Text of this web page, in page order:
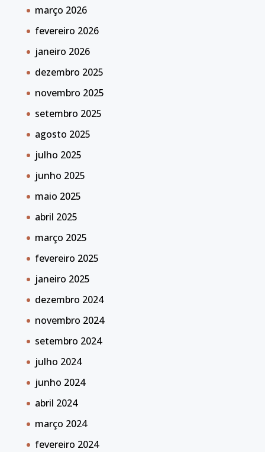
março 2026
fevereiro 2026
janeiro 2026
dezembro 2025
novembro 2025
setembro 2025
agosto 2025
julho 2025
junho 2025
maio 2025
abril 2025
março 2025
fevereiro 2025
janeiro 2025
dezembro 2024
novembro 2024
setembro 2024
julho 2024
junho 2024
abril 2024
março 2024
fevereiro 2024